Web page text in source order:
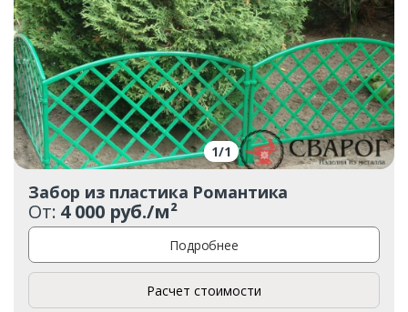
1/1
Забор из пластика Романтика
От: 4 000 руб./м²
Подробнее
Расчет стоимости